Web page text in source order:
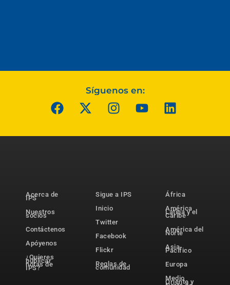
Síguenos en:
Acerca de
IPS
Nuestros
socios
Contáctenos
Apóyenos
¿Quieres
publicar
notas de
IPS?
Sigue a IPS
Inicio
Twitter
Facebook
Flickr
Reglas de
comunidad
África
América
Latina y el
Caribe
América del
Norte
Asia-
Pacífico
Europa
Medio
Oriente y